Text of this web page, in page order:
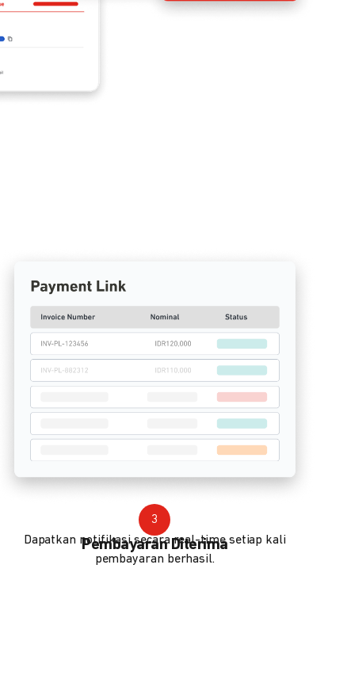
3
Pembayaran Diterima
Dapatkan notifikasi secara real-time setiap kali
pembayaran berhasil.